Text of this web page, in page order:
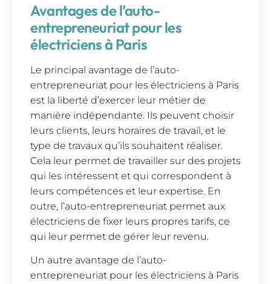
Avantages de l’auto-
entrepreneuriat pour les
électriciens à Paris
Le principal avantage de l’auto-
entrepreneuriat pour les électriciens à Paris
est la liberté d’exercer leur métier de
manière indépendante. Ils peuvent choisir
leurs clients, leurs horaires de travail, et le
type de travaux qu’ils souhaitent réaliser.
Cela leur permet de travailler sur des projets
qui les intéressent et qui correspondent à
leurs compétences et leur expertise. En
outre, l’auto-entrepreneuriat permet aux
électriciens de fixer leurs propres tarifs, ce
qui leur permet de gérer leur revenu.
Un autre avantage de l’auto-
entrepreneuriat pour les électriciens à Paris